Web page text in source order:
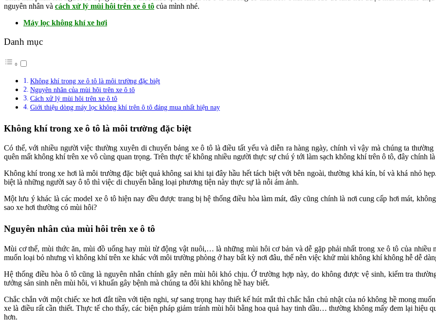
nguyên nhân và cách xử lý mùi hôi trên xe ô tô của mình nhé.
Máy lọc không khí xe hơi
Danh mục
Không khí trong xe ô tô là môi trường đặc biệt
Nguyên nhân của mùi hôi trên xe ô tô
Cách xử lý mùi hôi trên xe ô tô
Giới thiệu dòng máy lọc không khí trên ô tô đáng mua nhất hiện nay
Không khí trong xe ô tô là môi trường đặc biệt
Có thể, với nhiều người việc thường xuyên di chuyển bảng xe ô tô là điều tất yếu và diễn ra hàng ngày, chính vì vậy mà chúng ta
quên mất không khí trên xe vô cùng quan trọng. Trên thực tế không nhiều người thực sự chú ý tới làm sạch không khí trên ô tô, đây chính
Không khí trong xe hơi là môi trường đặc biệt quả không sai khi tại đây hầu hết tách biệt với bên ngoài, thường khá kín, bí và khá nhỏ
biệt là những người say ô tô thì việc di chuyển bằng loại phương tiện này thực sự là nỗi ám ảnh.
Một lưu ý khác là các model xe ô tô hiện nay đều được trang bị hệ thống điều hòa làm mát, đây cũng chính là nơi cung cấp hơi mát,
sao xe hơi thường có mùi hôi?
Nguyên nhân của mùi hôi trên xe ô tô
Mùi cơ thể, mùi thức ăn, mùi đồ uống hay mùi từ động vật nuôi,… là những mùi hôi cơ bản và dễ gặp phải nhất trong xe ô tô của
muốn loại bỏ nhưng vì không khí trên xe khác với môi trường phòng ở hay bất kỳ nơi đâu, thế nên việc khử mùi không khí không hễ dễ
Hệ thống điều hòa ô tô cũng là nguyên nhân chính gây nên mùi hôi khó chịu. Ở trường hợp này, do không được vệ sinh, kiểm tra
tưởng sản sinh nên mùi hôi, vi khuẩn gây bệnh mà chúng ta đôi khi không hề hay biết.
Chắc chắn với một chiếc xe hơi đắt tiền với tiện nghi, sự sang trọng hay thiết kế hút mắt thì chắc hẳn chủ nhật của nó không hề mong
xe là điều rất cần thiết. Thực tế cho thấy, các biện pháp giảm tránh mùi hôi bằng hoa quả hay tinh dầu… thường không mấy đem lại hiệu
hơn.